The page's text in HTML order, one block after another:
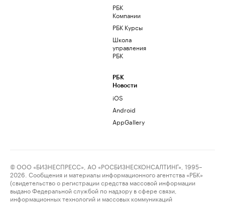
РБК
Компании
РБК Курсы
Школа
управления
РБК
РБК
Новости
iOS
Android
AppGallery
© ООО «БИЗНЕСПРЕСС», АО «РОСБИЗНЕСКОНСАЛТИНГ», 1995–
2026. Сообщения и материалы информационного агентства «РБК»
(свидетельство о регистрации средства массовой информации
выдано Федеральной службой по надзору в сфере связи,
информационных технологий и массовых коммуникаций